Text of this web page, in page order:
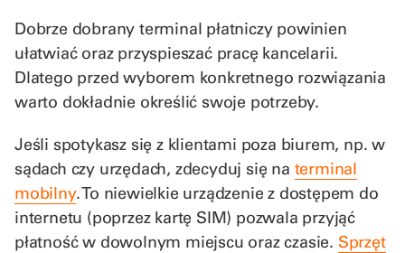
Dobrze dobrany terminal płatniczy powinien
ułatwiać oraz przyspieszać pracę kancelarii.
Dlatego przed wyborem konkretnego rozwiązania
warto dokładnie określić swoje potrzeby.
Jeśli spotykasz się z klientami poza biurem, np. w
sądach czy urzędach, zdecyduj się na terminal
mobilny. To niewielkie urządzenie z dostępem do
internetu (poprzez kartę SIM) pozwala przyjąć
płatność w dowolnym miejscu oraz czasie. Sprzęt